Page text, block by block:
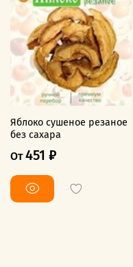
Яблоко сушеное резаное
без сахара
От 451 ₽